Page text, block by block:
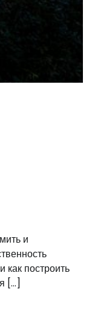
и
как построить
[…]